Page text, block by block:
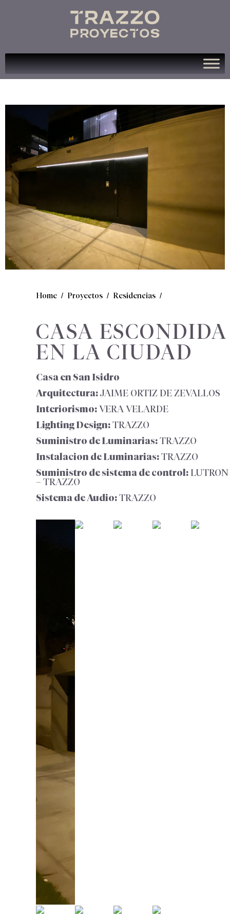
Home / Proyectos / Residencias /
CASA ESCONDIDA
EN LA CIUDAD
Casa en San Isidro
Arquitectura: JAIME ORTIZ DE ZEVALLOS
Interiorismo: VERA VELARDE
Lighting Design: TRAZZO
Suministro de Luminarias: TRAZZO
Instalacion de Luminarias: TRAZZO
Suministro de sistema de control: LUTRON
– TRAZZO
Sistema de Audio: TRAZZO